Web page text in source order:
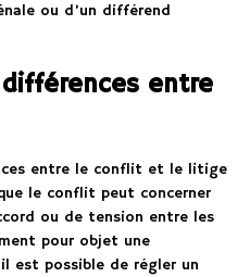
ou d’un différend
entre
entre le conflit et le litige
le conflit peut concerner
ou de tension entre les
pour objet une
est possible de régler un